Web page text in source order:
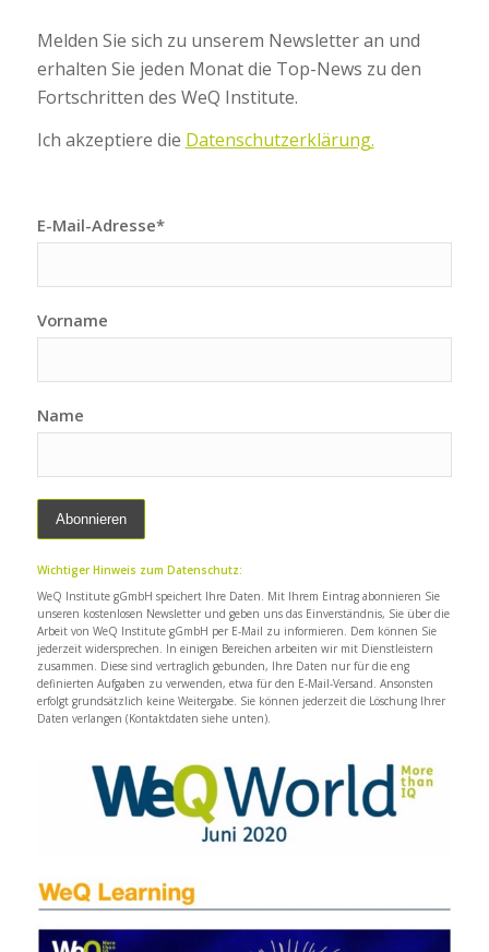
Melden Sie sich zu unserem Newsletter an und
erhalten Sie jeden Monat die Top-News zu den
Fortschritten des WeQ Institute.
Ich akzeptiere die Datenschutzerklärung.
E-Mail-Adresse*
Vorname
Name
Wichtiger Hinweis zum Datenschutz:
WeQ Institute gGmbH speichert Ihre Daten. Mit Ihrem Eintrag abonnieren Sie
unseren kostenlosen Newsletter und geben uns das Einverständnis, Sie über die
Arbeit von WeQ Institute gGmbH per E-Mail zu informieren. Dem können Sie
jederzeit widersprechen. In einigen Bereichen arbeiten wir mit Dienstleistern
zusammen. Diese sind vertraglich gebunden, Ihre Daten nur für die eng
definierten Aufgaben zu verwenden, etwa für den E-Mail-Versand. Ansonsten
erfolgt grundsätzlich keine Weitergabe. Sie können jederzeit die Löschung Ihrer
Daten verlangen (Kontaktdaten siehe unten).